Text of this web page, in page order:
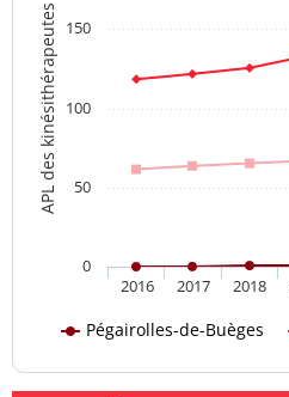
APL des kinésithérapeutes
Pégairolles-de-Buèges
2016 2017 2018
0
50
100
150